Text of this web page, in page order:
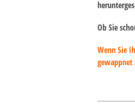
Ob Sie
Wenn Sie
gewappnet